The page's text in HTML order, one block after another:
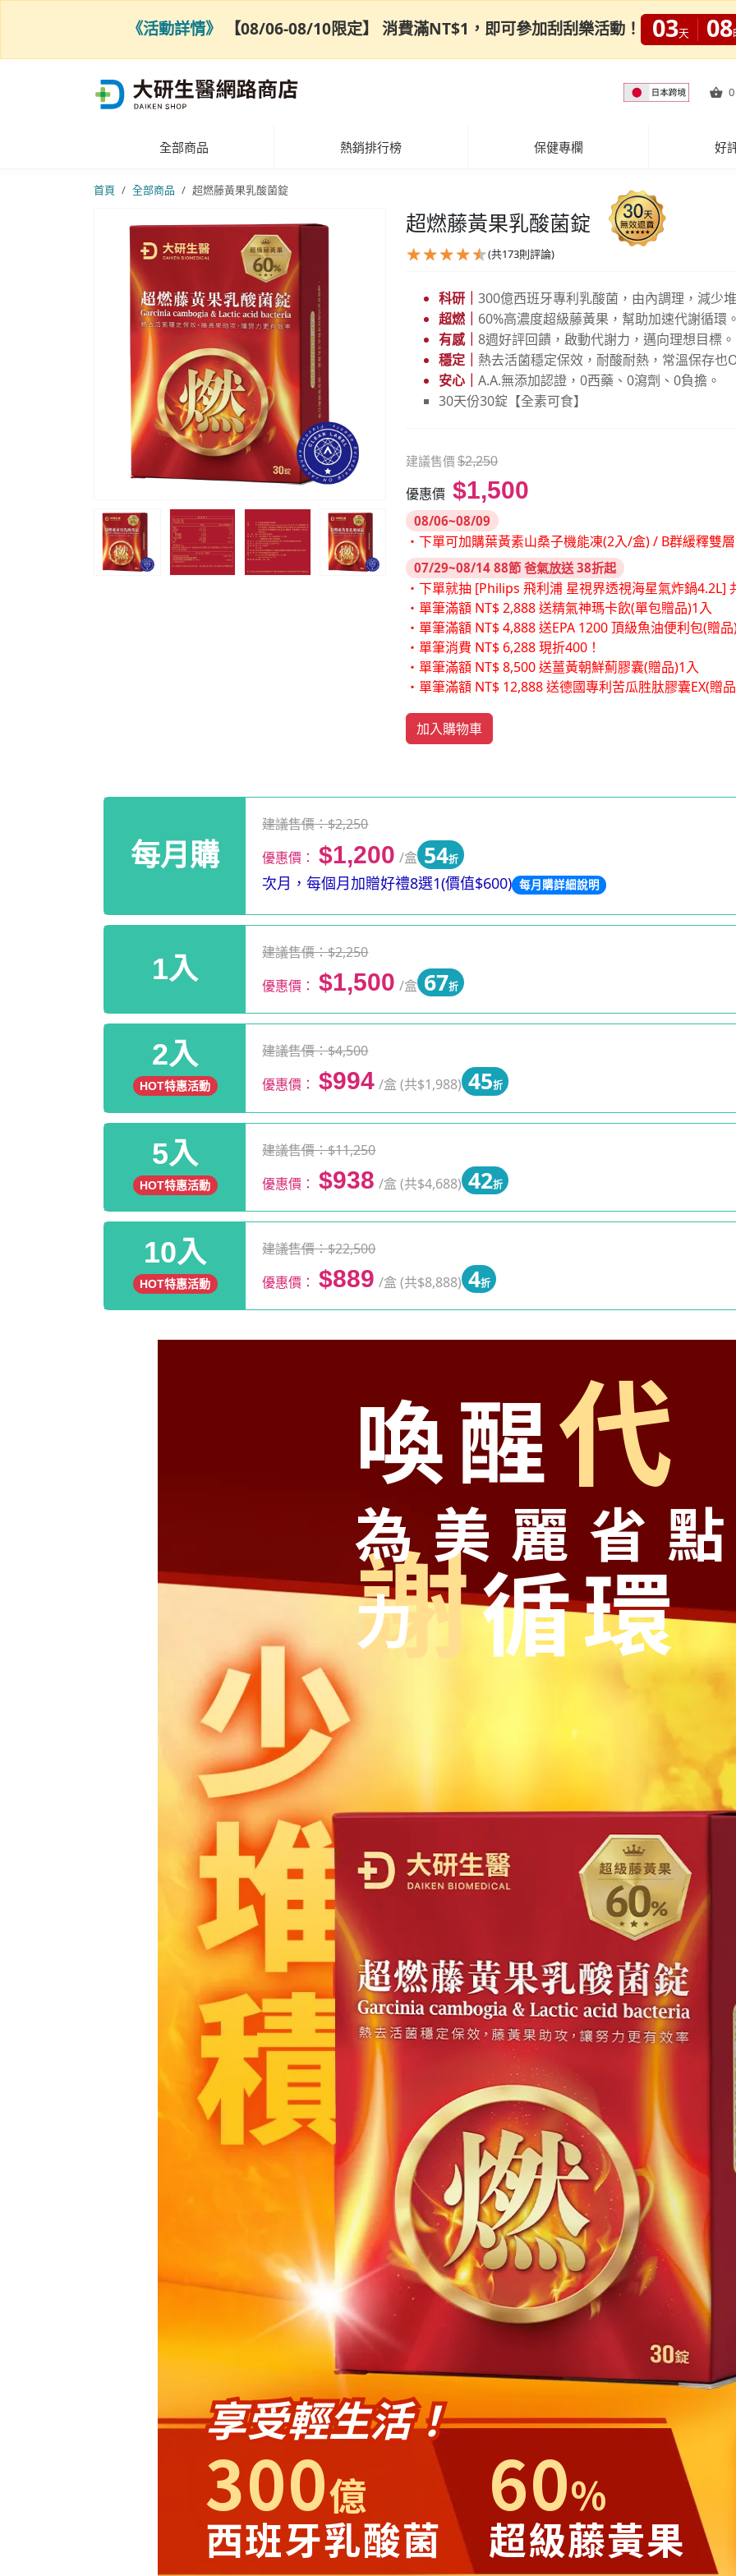
0
全部商品 熱銷排行榜 保健專欄 好
首頁 全部商品 超燃藤黃果乳酸菌錠
超燃藤黃果乳酸菌錠
(共173則評論)
科研｜ 300億西班牙專利乳酸菌，由內調理，減少
超燃｜ 60%高濃度超級藤黃果，幫助加速代謝循環
有感｜ 8週好評回饋，啟動代謝力，邁向理想目標。
穩定｜ 熱去活菌穩定保效，耐酸耐熱，常溫保存也
安心｜ A.A.無添加認證，0西藥、0瀉劑、0負擔。
30天份30錠【全素可食】
建議售價 $2,250
優惠價 $1,500
08/06~08/09
・下單可加購葉黃素山桑子機能凍(2入/盒) / B群緩釋雙
07/29~08/14 88節 爸氣放送 38折起
・下單就抽 [Philips 飛利浦 星視界透視海星氣炸鍋4.2L]
・單筆滿額 NT$ 2,888 送精氣神瑪卡飲(單包贈品)1入
・單筆滿額 NT$ 4,888 送EPA 1200 頂級魚油便利包(贈
・單筆消費 NT$ 6,288 現折400！
・單筆滿額 NT$ 8,500 送薑黃朝鮮薊膠囊(贈品)1入
・單筆滿額 NT$ 12,888 送德國專利苦瓜胜肽膠囊EX(贈
加入購物車
每月購
建議售價：$2,250
優惠價： $1,200 /盒 54折
次月，每個月加贈好禮8選1(價值$600) 每月購詳細說明
1入
建議售價：$2,250
優惠價： $1,500 /盒 67折
2入
HOT特惠活動
建議售價：$4,500
優惠價： $994 /盒 (共$1,988) 45折
5入
HOT特惠活動
建議售價：$11,250
優惠價： $938 /盒 (共$4,688) 42折
10入
HOT特惠活動
建議售價：$22,500
優惠價： $889 /盒 (共$8,888) 4折
喚醒代
謝循環
為美麗省
力
享受輕生活！
300億
西班牙乳酸菌
60%
超級藤黃果
《活動詳情》 【08/06-08/10限定】 消費滿NT$1，即可參加刮刮樂活動！ 03天 08